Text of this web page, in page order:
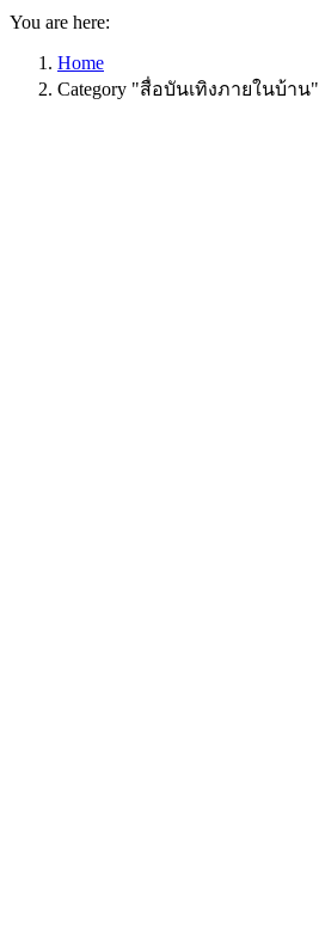
You are here:
Home
Category "สื่อบันเทิงภายในบ้าน"